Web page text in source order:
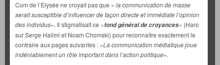
Com de l’Elysée ne croyait pas que « la communication de masse
serait susceptible d’influencer de façon directe et immédiate l’opinion
des individus». Il stigmatisait ce «fond général de croyances» (Haro
sur Serge Halimi et Noam Chomski) pour reconnaître exactement le
contraire aux pages suivantes : «La communication médiatique joue
indéniablement un rôle important dans l’action politique».